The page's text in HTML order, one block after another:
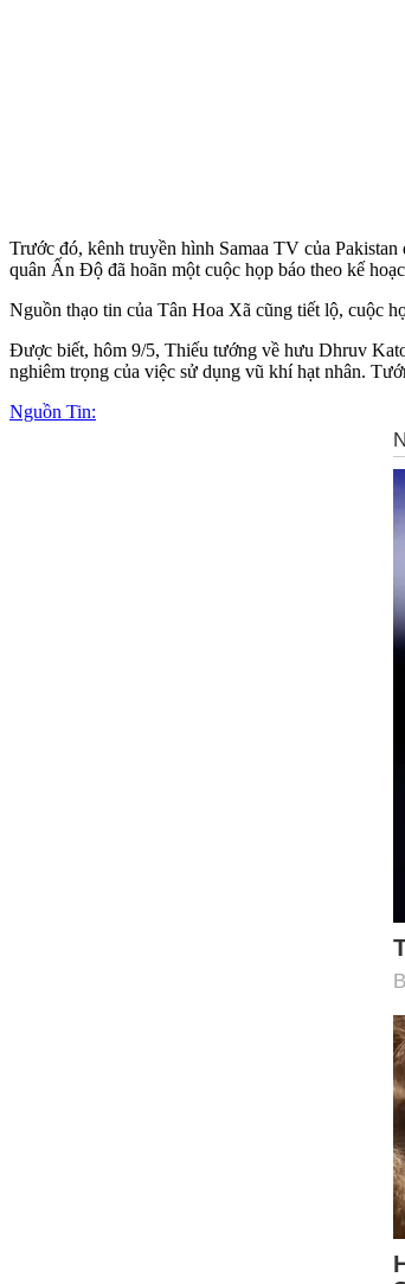
Trước đó, kênh truyền hình Samaa TV của
quân Ấn Độ đã hoãn một cuộc họp báo theo kế
Nguồn thạo tin của Tân Hoa Xã cũng tiết lộ, cuộc
Được biết, hôm 9/5, Thiếu tướng về hưu Dhruv
nghiêm trọng của việc sử dụng vũ khí hạt nhân.
Nguồn Tin: